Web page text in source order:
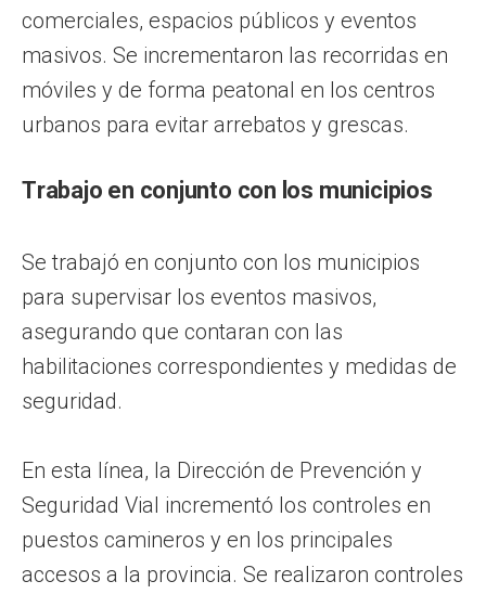
comerciales, espacios públicos y eventos
masivos. Se incrementaron las recorridas en
móviles y de forma peatonal en los centros
urbanos para evitar arrebatos y grescas.
Trabajo en conjunto con los municipios
Se trabajó en conjunto con los municipios
para supervisar los eventos masivos,
asegurando que contaran con las
habilitaciones correspondientes y medidas de
seguridad.
En esta línea, la Dirección de Prevención y
Seguridad Vial incrementó los controles en
puestos camineros y en los principales
accesos a la provincia. Se realizaron controles